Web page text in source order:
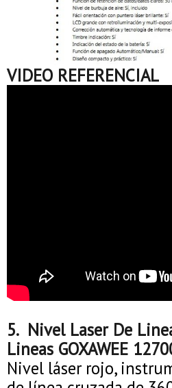
VIDEO REFERENCIAL
5. Nivel Laser De
Lineas GOXAWEE
Nivel láser rojo,